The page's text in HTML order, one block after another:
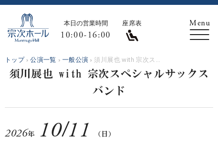
本日の営業時間
10:00-16:00
座席表
トップ 公演一覧 一般公演 須川展也 with 宗次ス...
須川展也 with 宗次スペシャルサックス
バンド
2026年 10/11 （日）